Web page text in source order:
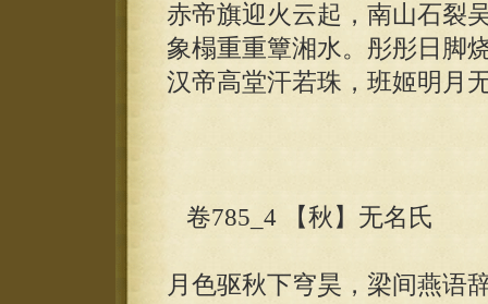
赤帝旗迎火云起，南山石裂
象榻重重簟湘水。彤彤日脚
汉帝高堂汗若珠，班姬明月
卷785_4 【秋】无名氏
月色驱秋下穹昊，梁间燕语